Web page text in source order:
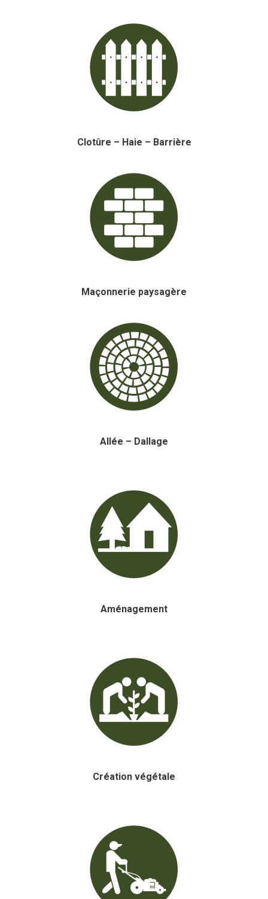
Clotûre – Haie – Barrière
Maçonnerie paysagère
Allée – Dallage
Aménagement
Création végétale